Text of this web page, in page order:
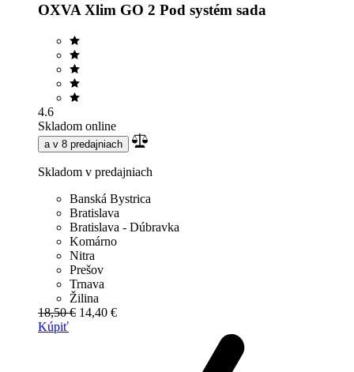
OXVA Xlim GO 2 Pod systém sada
4.6
Skladom online
a v 8 predajniach
Skladom v predajniach
Banská Bystrica
Bratislava
Bratislava - Dúbravka
Komárno
Nitra
Prešov
Trnava
Žilina
18,50 € 14,40 €
Kúpiť